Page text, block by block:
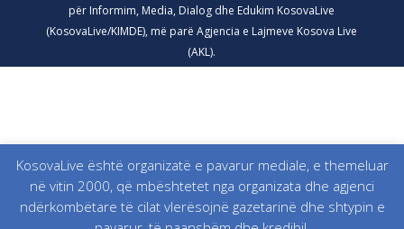
për Informim, Media, Dialog dhe Edukim KosovaLive
(KosovaLive/KIMDE), më parë Agjencia e Lajmeve Kosova Live
(AKL).
KosovaLive është organizatë e pavarur mediale, e themeluar
në vitin 2000, që mbështetet nga organizata dhe agjenci
ndërkombëtare të cilat vlerësojnë gazetarinë dhe shtypin e